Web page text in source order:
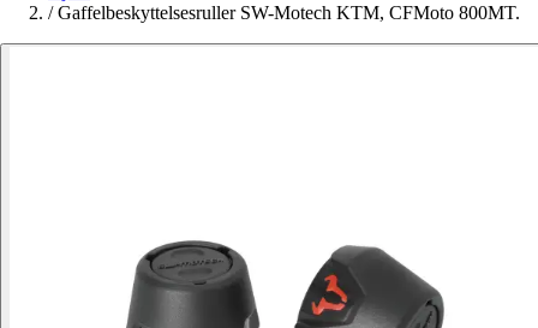
/ Gaffelbeskyttelsesruller SW-Motech KTM, CFMoto 800MT.